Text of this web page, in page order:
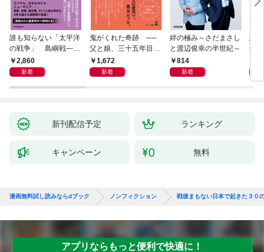
誰も知らない「太平洋
の戦争」 島嶼戦――
マッカーサーとの激闘
の真実
2,860
新着
鬼がくれた奇跡 ──
父と娘、三十五年目の
赦し1,672
新着
絆の極み～さだまさし
と渡辺俊幸の半世紀～
814
新着
悲
子
新刊配信予定 ランキング
キャンペーン 無料
漫画無料試し読みならdブック ノンフィクション 戦後まもない日本で起きた３０
アプリならもっと便利で快適に！